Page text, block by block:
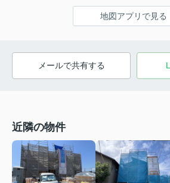
地図アプリで見る
メールで共有する
近隣の物件